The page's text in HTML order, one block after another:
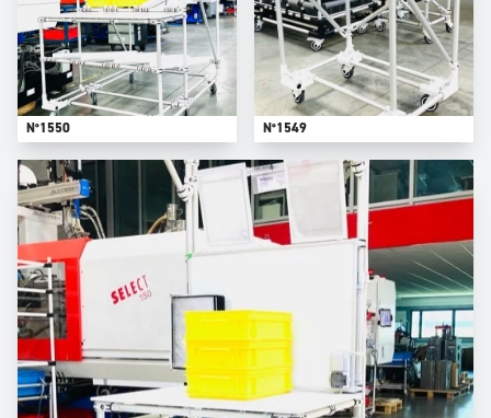
N°1550 N°1549